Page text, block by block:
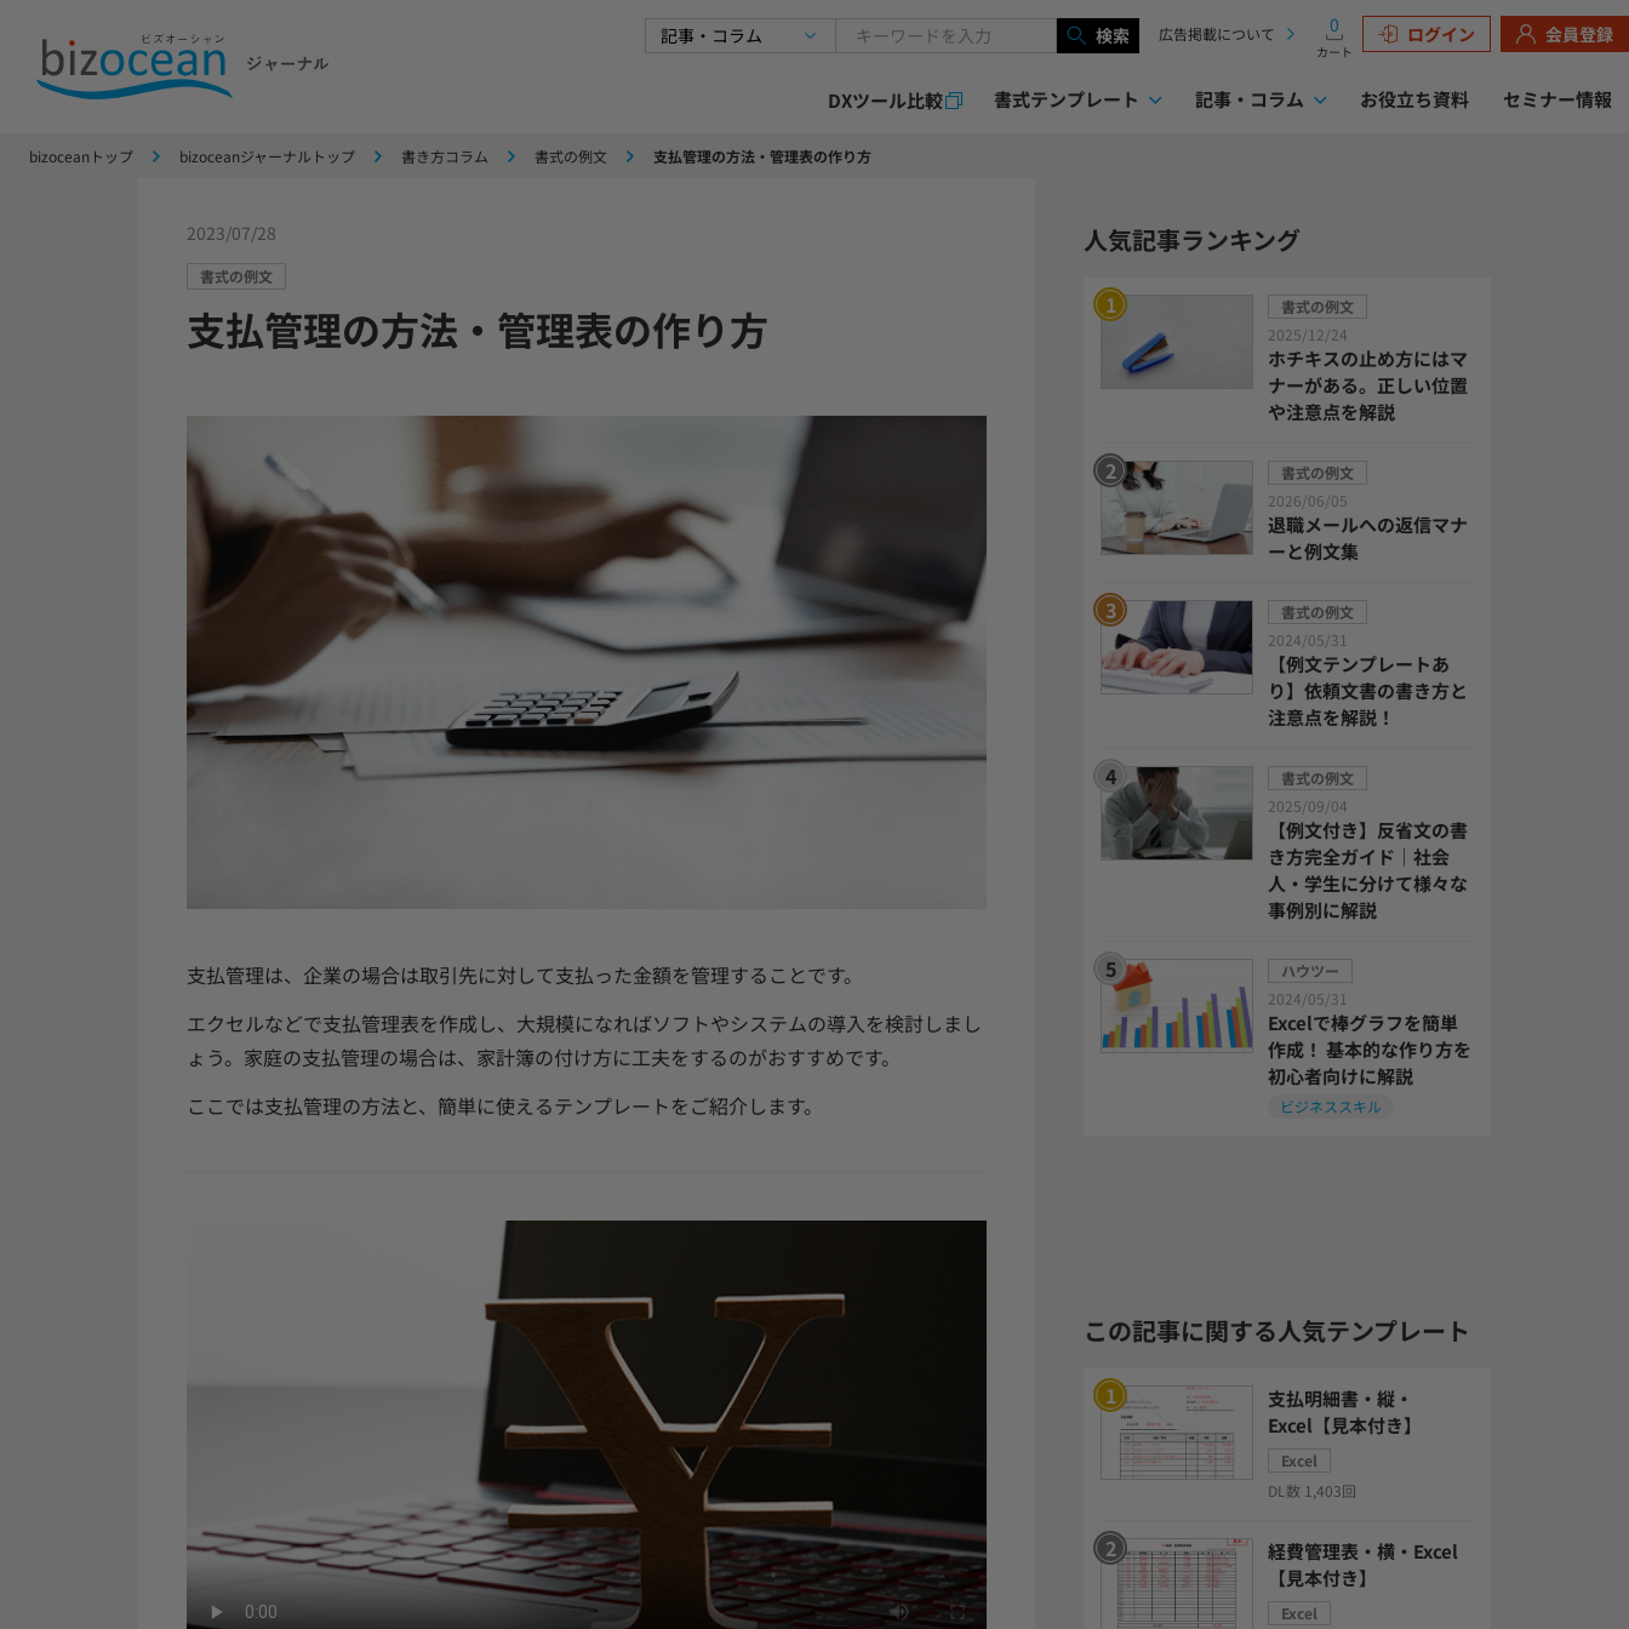
検索 広告掲載について 0
カート
ログイン 会員登録
DXツール比較 書式テンプレート 記事・コラム お役立ち資料 セミナー情報
bizoceanトップ bizoceanジャーナルトップ 書き方コラム 書式の例文 支払管理の方法・管理表の作り方
2023/07/28
書式の例文
支払管理の方法・管理表の作り方
支払管理は、企業の場合は取引先に対して支払った金額を管理することです。
エクセルなどで支払管理表を作成し、大規模になればソフトやシステムの導入を検討しまし
ょう。家庭の支払管理の場合は、家計簿の付け方に工夫をするのがおすすめです。
ここでは支払管理の方法と、簡単に使えるテンプレートをご紹介します。
人気記事ランキング
書式の例文
2025/12/24
ホチキスの止め方にはマ
ナーがある。正しい位置
や注意点を解説
書式の例文
2026/06/05
退職メールへの返信マナ
ーと例文集
書式の例文
2024/05/31
【例文テンプレートあ
り】依頼文書の書き方と
注意点を解説！
書式の例文
2025/09/04
【例文付き】反省文の書
き方完全ガイド｜社会
人・学生に分けて様々な
事例別に解説
ハウツー
2024/05/31
Excelで棒グラフを簡単
作成！ 基本的な作り方を
初心者向けに解説
ビジネススキル
この記事に関する人気テンプレート
支払明細書・縦・
Excel【見本付き】
Excel
DL数 1,403回
経費管理表・横・Excel
【見本付き】
Excel